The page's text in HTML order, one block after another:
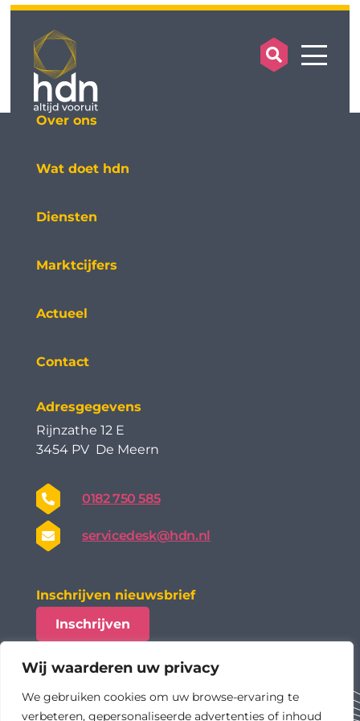
Wij waarderen uw privacy
We gebruiken cookies om uw browse-ervaring te
verbeteren, gepersonaliseerde advertenties of inhoud
search
Over ons
Wat doet hdn
Diensten
Marktcijfers
Actueel
Contact
Adresgegevens
Rijnzathe 12 E
3454 PV De Meern
0182 750 585
servicedesk@hdn.nl
Inschrijven nieuwsbrief
Inschrijven